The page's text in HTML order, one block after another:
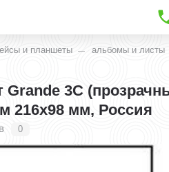
и планшеты
альбомы и листы
Grande 3C
216x98 мм, Россия
0